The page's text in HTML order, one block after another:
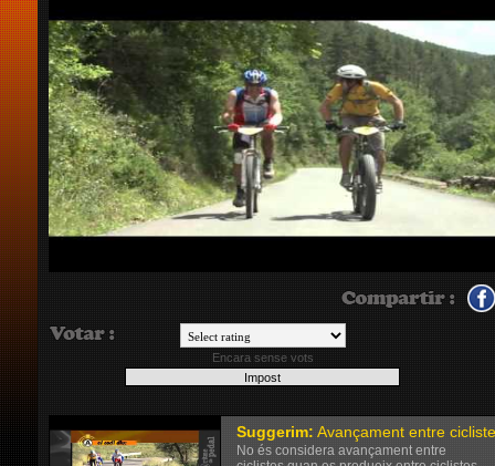
Encara sense vots
Suggerim: Avançament entre
No és considera avançament entre